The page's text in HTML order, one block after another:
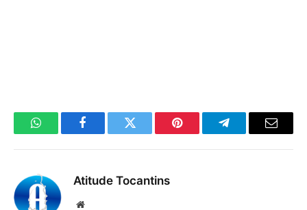
WhatsAppFacebookTwitter Pinterest TelegramaE-
Atitude Tocantins
Site